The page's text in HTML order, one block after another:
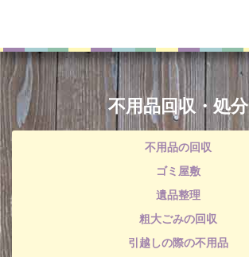
不用品回収・処分
不用品の回収
ゴミ屋敷
遺品整理
粗大ごみの回収
引越しの際の不用品